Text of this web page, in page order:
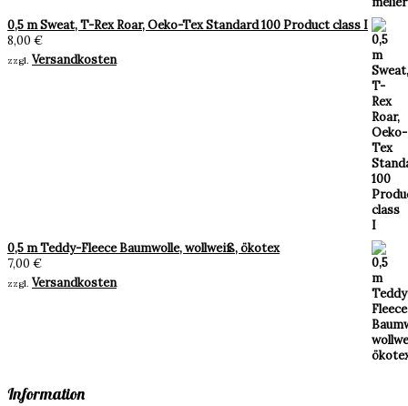
0,5 m Sweat, T-Rex Roar, Oeko-Tex Standard 100 Product class I
8,00 €
zzgl. Versandkosten
0,5 m Teddy-Fleece Baumwolle, wollweiß, ökotex
7,00 €
zzgl. Versandkosten
Information